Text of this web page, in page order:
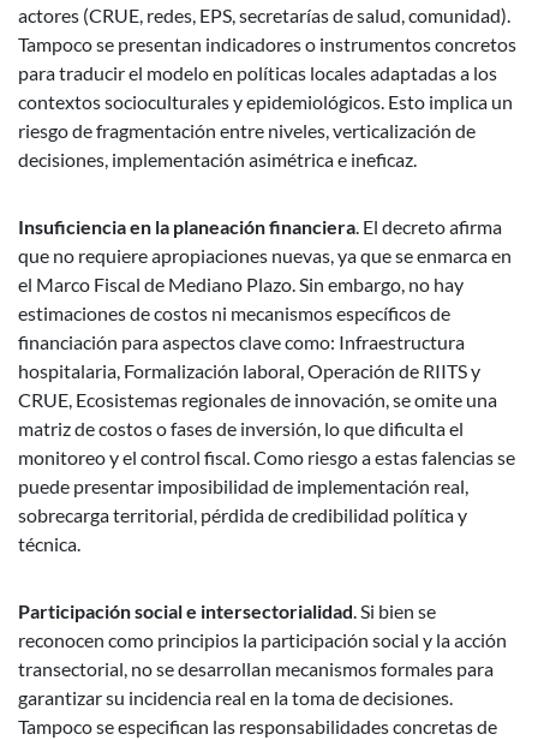
actores (CRUE, redes, EPS, secretarías de salud, comunidad).
Tampoco se presentan indicadores o instrumentos concretos
para traducir el modelo en políticas locales adaptadas a los
contextos socioculturales y epidemiológicos. Esto implica un
riesgo de fragmentación entre niveles, verticalización de
decisiones, implementación asimétrica e ineficaz.
Insuficiencia en la planeación financiera. El decreto afirma
que no requiere apropiaciones nuevas, ya que se enmarca en
el Marco Fiscal de Mediano Plazo. Sin embargo, no hay
estimaciones de costos ni mecanismos específicos de
financiación para aspectos clave como: Infraestructura
hospitalaria, Formalización laboral, Operación de RIITS y
CRUE, Ecosistemas regionales de innovación, se omite una
matriz de costos o fases de inversión, lo que dificulta el
monitoreo y el control fiscal. Como riesgo a estas falencias se
puede presentar imposibilidad de implementación real,
sobrecarga territorial, pérdida de credibilidad política y
técnica.
Participación social e intersectorialidad. Si bien se
reconocen como principios la participación social y la acción
transectorial, no se desarrollan mecanismos formales para
garantizar su incidencia real en la toma de decisiones.
Tampoco se especifican las responsabilidades concretas de